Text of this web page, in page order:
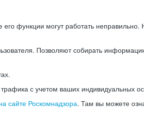
функции могут работать
Позволяют собирать
с учетом ваших индивидуальных
сайте Роскомнадзора. Там вы можете